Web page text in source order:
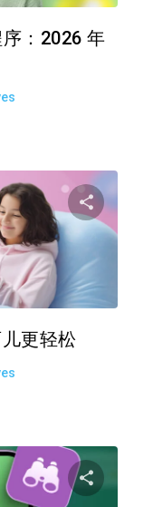
：2026 年
分
更轻松